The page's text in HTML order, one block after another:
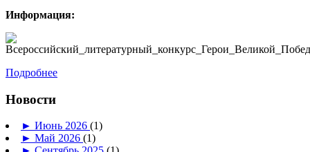
Информация:
Подробнее
Новости
► Июнь 2026 (1)
► Май 2026 (1)